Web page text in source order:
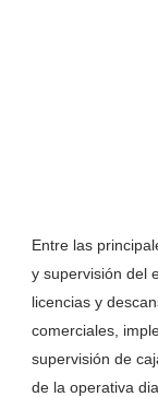
Entre las
y supervisión del
licencias y
comerciales,
supervisión de
de la operativa